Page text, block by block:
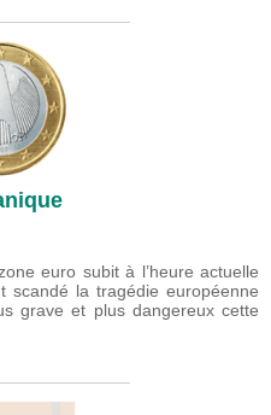
euro subit à l’heure actuelle
scandé la tragédie européenne
grave et plus dangereux cette